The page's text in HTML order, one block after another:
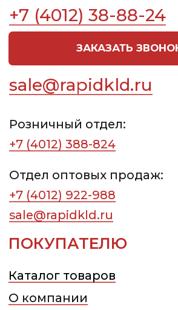
Политика конфиденциальности
Согласие на обработку персональных